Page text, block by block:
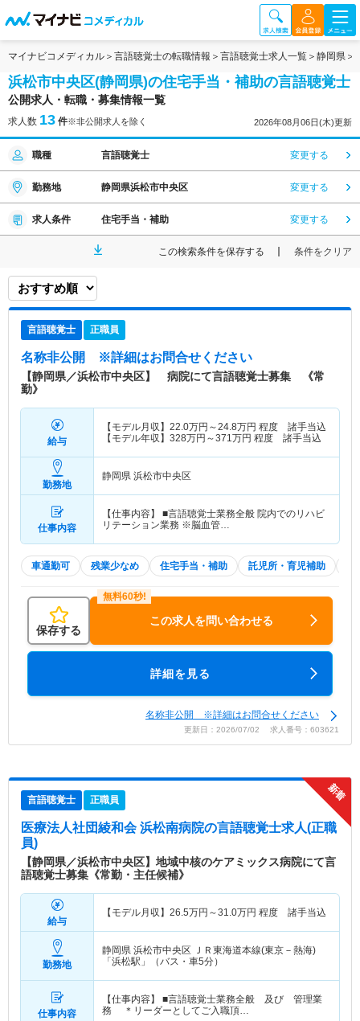
マイナビコメディカル 言語聴覚士の転職情報 言語聴覚士求人一覧 静岡県
浜松市中央区(静岡県)の住宅手当・補助の言語聴覚士
公開求人・転職・募集情報一覧
求人数 13 件※非公開求人を除く 2026年08月06日(木)更新
職種 言語聴覚士 変更する
勤務地 静岡県浜松市中央区 変更する
求人条件 住宅手当・補助 変更する
この検索条件を保存する 条件をクリア
言語聴覚士 正職員
名称非公開 ※詳細はお問合せください
【静岡県／浜松市中央区】 病院にて言語聴覚士募集 《常
勤》
給与
【モデル月収】 22.0万円～24.8万円 程度 諸手当込
【モデル年収】 328万円～371万円 程度 諸手当込
勤務地
静岡県 浜松市中央区
仕事内容
【仕事内容】 ■言語聴覚士業務全般 院内でのリハビ
リテーション業務 ※脳血管…
車通勤可 残業少なめ 住宅手当・補助 託児所・育児補助
保存する
この求人を問い合わせる
詳細を見る
名称非公開 ※詳細はお問合せください
更新日：2026/07/02 求人番号：603621
言語聴覚士 正職員
医療法人社団綾和会 浜松南病院の言語聴覚士求人(正職
員)
【静岡県／浜松市中央区】地域中核のケアミックス病院にて言
語聴覚士募集《常勤・主任候補》
給与
【モデル月収】 26.5万円～31.0万円 程度 諸手当込
勤務地
静岡県 浜松市中央区 ＪＲ東海道本線(東京－熱海)
「浜松駅」（バス・車5分）
仕事内容
【仕事内容】 ■言語聴覚士業務全般 及び 管理業
務 ＊リーダーとしてご入職頂…